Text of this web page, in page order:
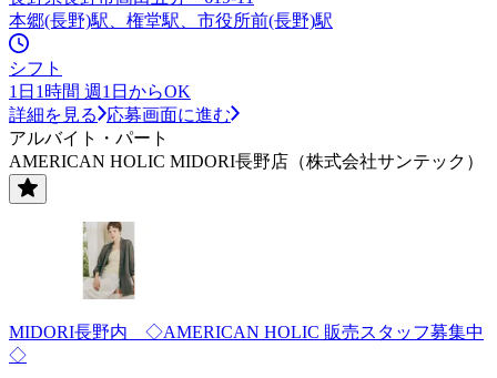
本郷(長野)駅、権堂駅、市役所前(長野)駅
シフト
1日1時間 週1日からOK
詳細を見る
応募画面に進む
アルバイト・パート
AMERICAN HOLIC MIDORI長野店（株式会社サンテック）
MIDORI長野内 ◇AMERICAN HOLIC 販売スタッフ募集中
◇